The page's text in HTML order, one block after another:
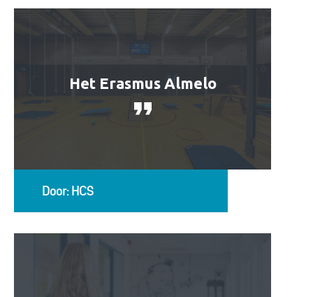
Het Erasmus Almelo
Door: HCS